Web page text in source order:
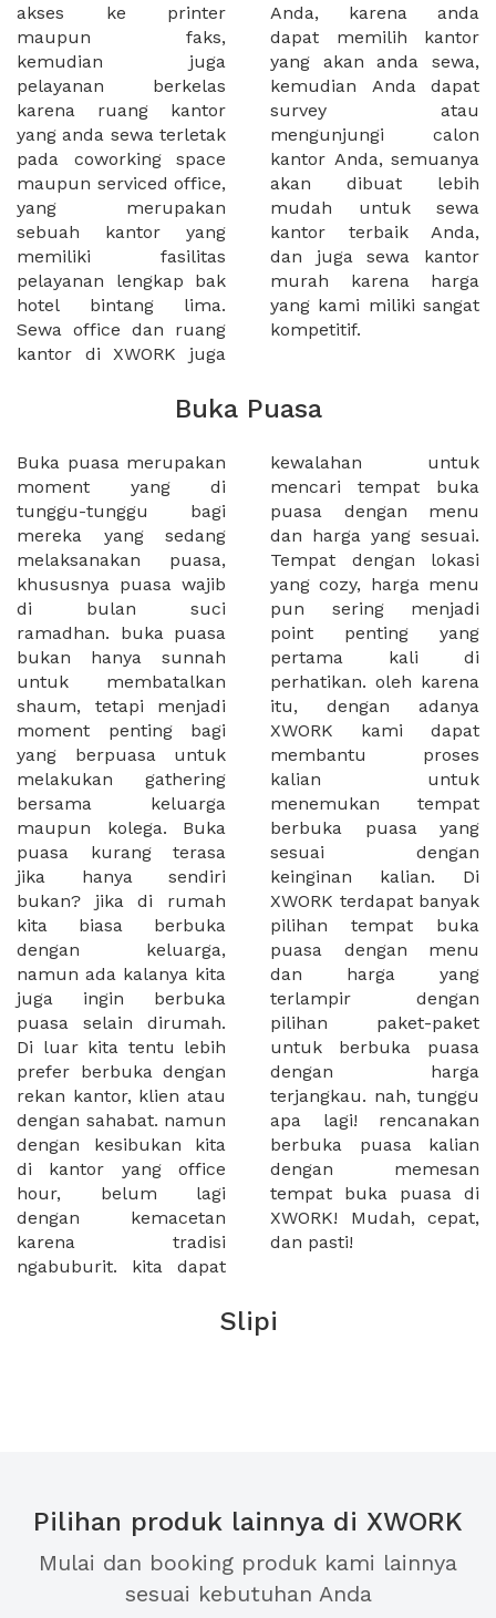
akses ke printer
maupun faks,
kemudian juga
pelayanan berkelas
karena ruang kantor
yang anda sewa terletak
pada coworking space
maupun serviced office,
yang merupakan
sebuah kantor yang
memiliki fasilitas
pelayanan lengkap bak
hotel bintang lima.
Sewa office dan ruang
kantor di XWORK juga
Anda, karena anda
dapat memilih kantor
yang akan anda sewa,
kemudian Anda dapat
survey atau
mengunjungi calon
kantor Anda, semuanya
akan dibuat lebih
mudah untuk sewa
kantor terbaik Anda,
dan juga sewa kantor
murah karena harga
yang kami miliki sangat
kompetitif.
Buka Puasa
Buka puasa merupakan
moment yang di
tunggu-tunggu bagi
mereka yang sedang
melaksanakan puasa,
khususnya puasa wajib
di bulan suci
ramadhan. buka puasa
bukan hanya sunnah
untuk membatalkan
shaum, tetapi menjadi
moment penting bagi
yang berpuasa untuk
melakukan gathering
bersama keluarga
maupun kolega. Buka
puasa kurang terasa
jika hanya sendiri
bukan? jika di rumah
kita biasa berbuka
dengan keluarga,
namun ada kalanya kita
juga ingin berbuka
puasa selain dirumah.
Di luar kita tentu lebih
prefer berbuka dengan
rekan kantor, klien atau
dengan sahabat. namun
dengan kesibukan kita
di kantor yang office
hour, belum lagi
dengan kemacetan
karena tradisi
ngabuburit. kita dapat
kewalahan untuk
mencari tempat buka
puasa dengan menu
dan harga yang sesuai.
Tempat dengan lokasi
yang cozy, harga menu
pun sering menjadi
point penting yang
pertama kali di
perhatikan. oleh karena
itu, dengan adanya
XWORK kami dapat
membantu proses
kalian untuk
menemukan tempat
berbuka puasa yang
sesuai dengan
keinginan kalian. Di
XWORK terdapat banyak
pilihan tempat buka
puasa dengan menu
dan harga yang
terlampir dengan
pilihan paket-paket
untuk berbuka puasa
dengan harga
terjangkau. nah, tunggu
apa lagi! rencanakan
berbuka puasa kalian
dengan memesan
tempat buka puasa di
XWORK! Mudah, cepat,
dan pasti!
Slipi
Pilihan produk lainnya di XWORK
Mulai dan booking produk kami lainnya
sesuai kebutuhan Anda